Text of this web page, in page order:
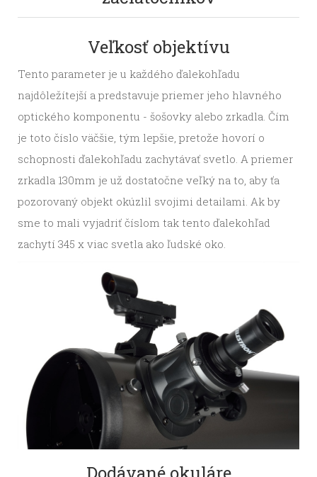
Veľkosť objektívu
Tento parameter je u každého ďalekohľadu
najdôležítejší a predstavuje priemer jeho hlavného
optického komponentu - šošovky alebo zrkadla. Čím
je toto číslo väčšie, tým lepšie, pretože hovorí o
schopnosti ďalekohľadu zachytávať svetlo. A priemer
zrkadla 130mm je už dostatočne veľký na to, aby ťa
pozorovaný objekt okúzlil svojimi detailami. Ak by
sme to mali vyjadriť číslom tak tento ďalekohľad
zachytí 345 x viac svetla ako ľudské oko.